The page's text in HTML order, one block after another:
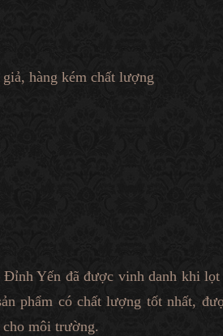
hàng kém chất lượng
Yến đã được vinh danh khi
phẩm có chất lượng tốt nhất,
cho môi trường.